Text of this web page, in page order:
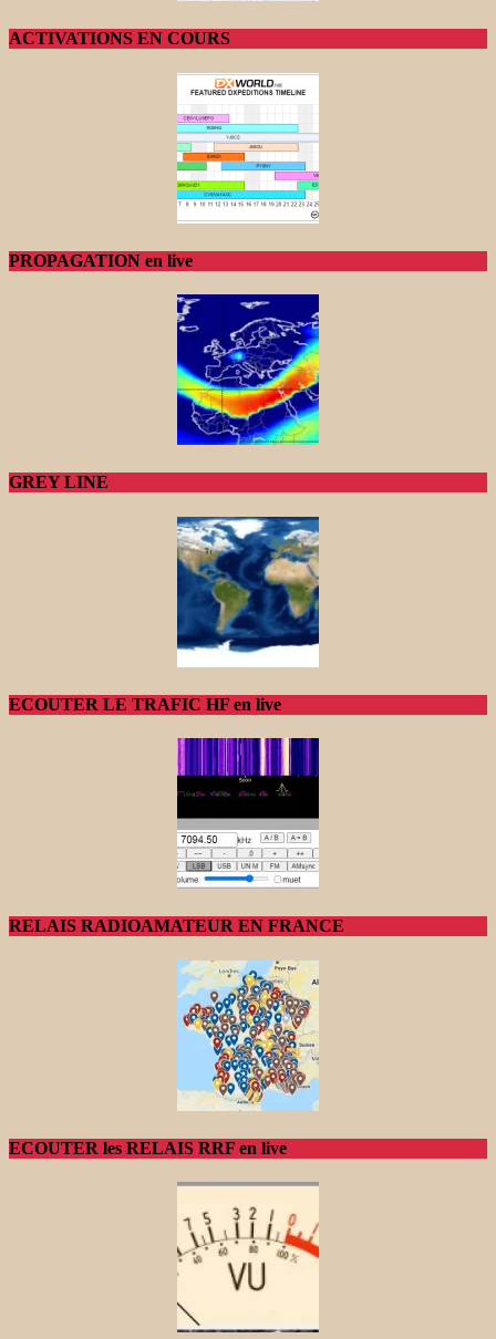
ACTIVATIONS EN COURS
PROPAGATION en live
GREY LINE
ECOUTER LE TRAFIC HF en live
RELAIS RADIOAMATEUR EN FRANCE
ECOUTER les RELAIS RRF en live